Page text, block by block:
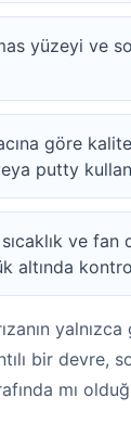
yüzeyi ve
göre
putty
ve fan
altında
bir devre,
mı